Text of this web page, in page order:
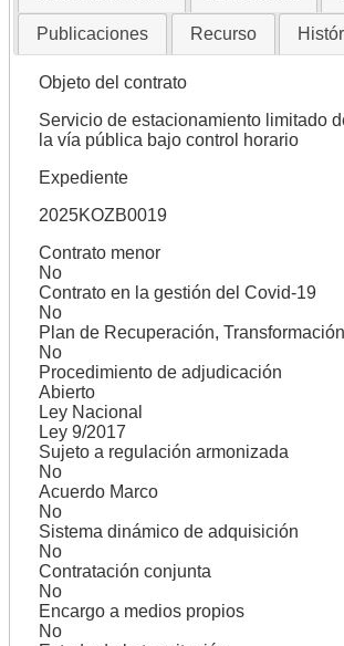
Publicaciones Recurso
Objeto del contrato
Servicio de estacionamiento limitado
la vía pública bajo control horario
Expediente
2025KOZB0019
Contrato menor
No
Contrato en la gestión del Covid-19
No
Plan de Recuperación,
No
Procedimiento de adjudicación
Abierto
Ley Nacional
Ley 9/2017
Sujeto a regulación armonizada
No
Acuerdo Marco
No
Sistema dinámico de adquisición
No
Contratación conjunta
No
Encargo a medios propios
No